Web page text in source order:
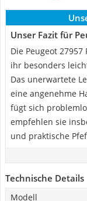
Unser Fazit für
Die Peugeot
ihr besonders
Das unerwartete
eine angenehme
fügt sich
empfehlen sie
und praktische
Technische Details
Modell